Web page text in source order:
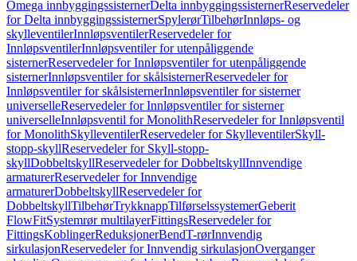
Omega innbyggingssisternerDelta innbyggingssisternerReservedeler
for Delta innbyggingssisternerSpylerørTilbehørInnløps- og
skylleventilerInnløpsventilerReservedeler for
InnløpsventilerInnløpsventiler for utenpåliggende
sisternerReservedeler for Innløpsventiler for utenpåliggende
sisternerInnløpsventiler for skålsisternerReservedeler for
Innløpsventiler for skålsisternerInnløpsventiler for sisterner
universelleReservedeler for Innløpsventiler for sisterner
universelleInnløpsventil for MonolithReservedeler for Innløpsventil
for MonolithSkylleventilerReservedeler for SkylleventilerSkyll-
stopp-skyllReservedeler for Skyll-stopp-
skyllDobbeltskyllReservedeler for DobbeltskyllInnvendige
armaturerReservedeler for Innvendige
armaturerDobbeltskyllReservedeler for
DobbeltskyllTilbehørTrykknappTilførselssystemerGeberit
FlowFitSystemrør multilayerFittingsReservedeler for
FittingsKoblingerReduksjonerBendT-rørInnvendig
sirkulasjonReservedeler for Innvendig sirkulasjonOverganger